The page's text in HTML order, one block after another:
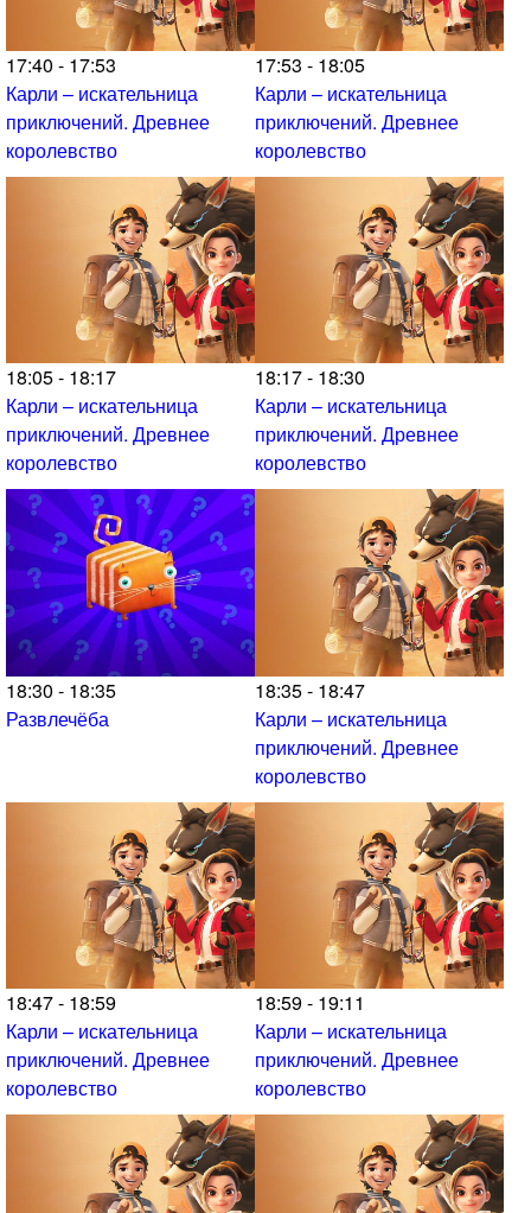
17:40 - 17:53
Карли – искательница
приключений. Древнее
королевство
17:53 - 18:05
Карли – искательница
приключений. Древнее
королевство
18:05 - 18:17
Карли – искательница
приключений. Древнее
королевство
18:17 - 18:30
Карли – искательница
приключений. Древнее
королевство
18:30 - 18:35
Развлечёба
18:35 - 18:47
Карли – искательница
приключений. Древнее
королевство
18:47 - 18:59
Карли – искательница
приключений. Древнее
королевство
18:59 - 19:11
Карли – искательница
приключений. Древнее
королевство